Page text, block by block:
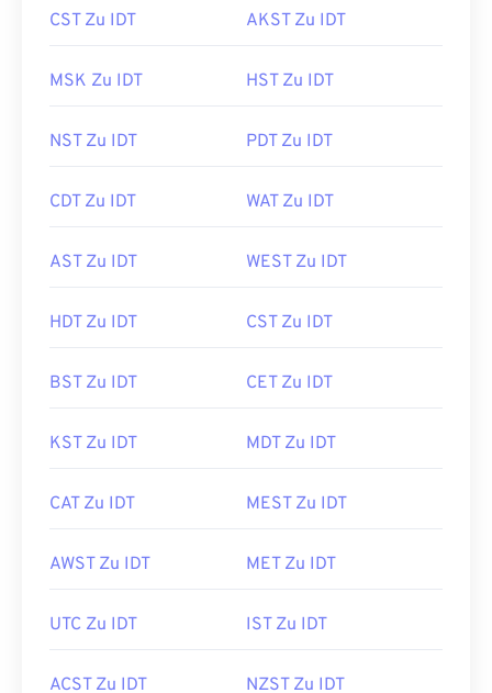
CST Zu IDT AKST Zu IDT
MSK Zu IDT HST Zu IDT
NST Zu IDT PDT Zu IDT
CDT Zu IDT WAT Zu IDT
AST Zu IDT WEST Zu IDT
HDT Zu IDT CST Zu IDT
BST Zu IDT CET Zu IDT
KST Zu IDT MDT Zu IDT
CAT Zu IDT MEST Zu IDT
AWST Zu IDT MET Zu IDT
UTC Zu IDT IST Zu IDT
ACST Zu IDT NZST Zu IDT